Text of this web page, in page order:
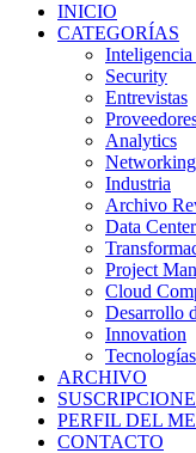
INICIO
CATEGORÍAS
Security
Entrevistas
Analytics
Networking
Industria
Archivo
Data Center
Project
Cloud
Desarrollo
Innovation
ARCHIVO
PERFIL DEL
CONTACTO